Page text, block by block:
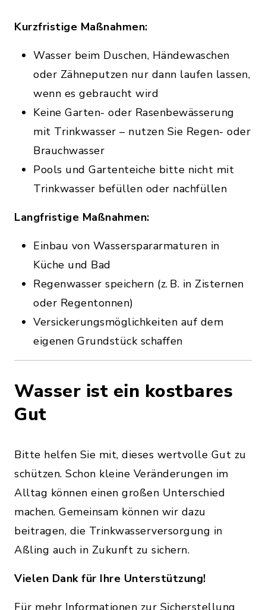
Kurzfristige Maßnahmen:
Wasser beim Duschen, Händewaschen
oder Zähneputzen nur dann laufen lassen,
wenn es gebraucht wird
Keine Garten- oder Rasenbewässerung
mit Trinkwasser – nutzen Sie Regen- oder
Brauchwasser
Pools und Gartenteiche bitte nicht mit
Trinkwasser befüllen oder nachfüllen
Langfristige Maßnahmen:
Einbau von Wasserspararmaturen in
Küche und Bad
Regenwasser speichern (z. B. in Zisternen
oder Regentonnen)
Versickerungsmöglichkeiten auf dem
eigenen Grundstück schaffen
Wasser ist ein kostbares
Gut
Bitte helfen Sie mit, dieses wertvolle Gut zu
schützen. Schon kleine Veränderungen im
Alltag können einen großen Unterschied
machen. Gemeinsam können wir dazu
beitragen, die Trinkwasserversorgung in
Aßling auch in Zukunft zu sichern.
Vielen Dank für Ihre Unterstützung!